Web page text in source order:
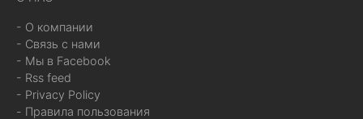
- О компании
- Связь с нами
- Мы в Facebook
- Rss feed
- Privacy Policy
- Правила пользования